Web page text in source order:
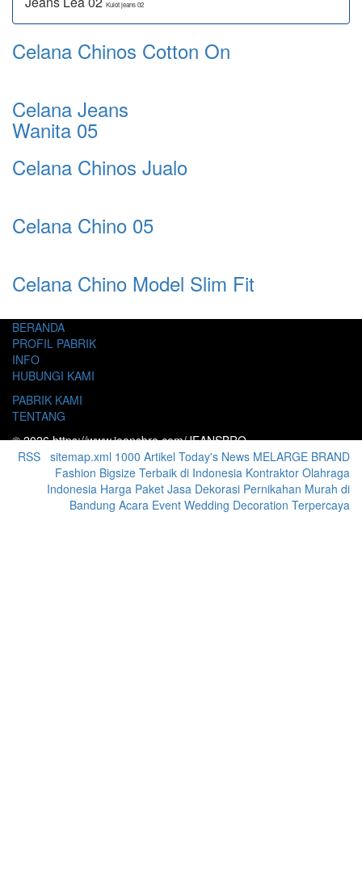
Kulot jeans 02
Celana Chinos Cotton On
Celana Jeans
Wanita 05
Celana Chinos Jualo
Celana Chino 05
Celana Chino Model Slim Fit
BERANDA
PROFIL PABRIK
INFO
HUBUNGI KAMI
PABRIK KAMI
TENTANG
© 2026 https://www.jeansbro.com/JEANSBRO
RSS sitemap.xml 1000 Artikel Today's News MELARGE BRAND
Fashion Bigsize Terbaik di Indonesia Kontraktor Olahraga
Indonesia Harga Paket Jasa Dekorasi Pernikahan Murah di
Bandung Acara Event Wedding Decoration Terpercaya